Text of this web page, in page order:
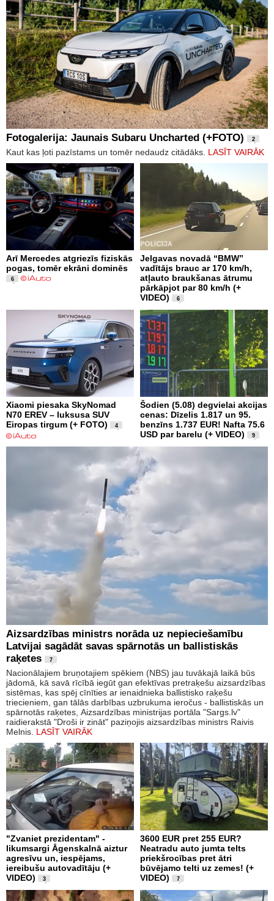
Fotogalerija: Jaunais Subaru Uncharted (+FOTO) 2
Kaut kas ļoti pazīstams un tomēr nedaudz citādāks. LASĪT VAIRĀK
Arī Mercedes atgriezīs fiziskās
pogas, tomēr ekrāni dominēs
6
Jelgavas novadā “BMW”
vadītājs brauc ar 170 km/h,
atļauto braukšanas ātrumu
pārkāpjot par 80 km/h (+
VIDEO)
6
Xiaomi piesaka SkyNomad
N70 EREV – luksusa SUV
Eiropas tirgum (+ FOTO)
4
Šodien (5.08) degvielai akcijas
cenas: Dīzelis 1.817 un 95.
benzīns 1.737 EUR! Nafta 75.6
USD par barelu (+ VIDEO)
9
Aizsardzības ministrs norāda uz nepieciešamību
Latvijai sagādāt savas spārnotās un ballistiskās
raķetes
7
Nacionālajiem bruņotajiem spēkiem (NBS) jau tuvākajā laikā būs
jādomā, kā savā rīcībā iegūt gan efektīvas pretraķešu aizsardzības
sistēmas, kas spēj cīnīties ar ienaidnieka ballistisko raķešu
triecieniem, gan tālās darbības uzbrukuma ieročus - ballistiskās un
spārnotās raķetes, Aizsardzības ministrijas portāla "Sargs.lv"
raidierakstā "Droši ir zināt" paziņojis aizsardzības ministrs Raivis
Melnis. LASĪT VAIRĀK
"Zvaniet prezidentam" -
likumsargi Āgenskalnā aiztur
agresīvu un, iespējams,
iereibušu autovadītāju (+
VIDEO)
3
3600 EUR pret 255 EUR?
Neatradu auto jumta telts
priekšrocības pret ātri
būvējamo telti uz zemes! (+
VIDEO)
7